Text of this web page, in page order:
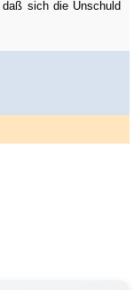
daß sich die Unschuld